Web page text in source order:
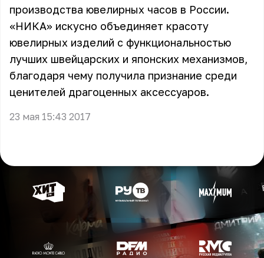
производства ювелирных часов в России.
«НИКА» искусно объединяет красоту
ювелирных изделий с функциональностью
лучших швейцарских и японских механизмов,
благодаря чему получила признание среди
ценителей драгоценных аксессуаров.
23 мая 15:43 2017